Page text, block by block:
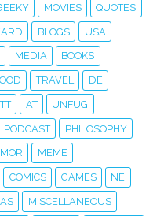
MOVIES QUOTES
BLOGS USA
MEDIA BOOKS
TRAVEL DE
AT UNFUG
PODCAST PHILOSOPHY
MEME
COMICS GAMES NE
MISCELLANEOUS